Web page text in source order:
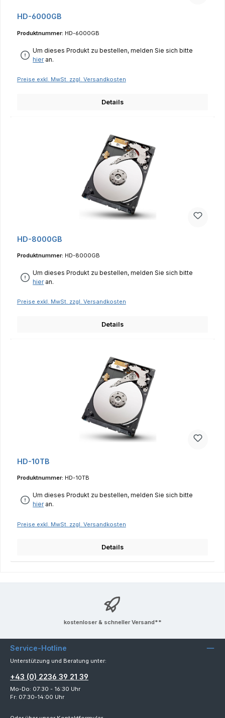
HD-6000GB
Produktnummer: HD-6000GB
Um dieses Produkt zu bestellen, melden Sie sich bitte
hieran.
Preise exkl. MwSt. zzgl. Versandkosten
Details
HD-8000GB
Produktnummer: HD-8000GB
Um dieses Produkt zu bestellen, melden Sie sich bitte
hieran.
Preise exkl. MwSt. zzgl. Versandkosten
Details
HD-10TB
Produktnummer: HD-10TB
Um dieses Produkt zu bestellen, melden Sie sich bitte
hieran.
Preise exkl. MwSt. zzgl. Versandkosten
Details
kostenloser & schneller Versand**
Service-Hotline
Unterstützung und Beratung unter:
+43 (0) 2236 39 21 39
Mo-Do: 07:30 - 16:30 Uhr
Fr: 07:30-14:00 Uhr